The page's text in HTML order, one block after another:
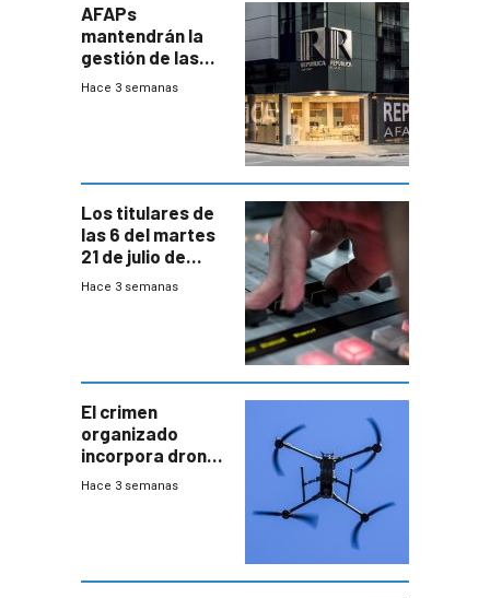
AFAPs
mantendrán la
gestión de las
cuentas
Hace 3 semanas
Los titulares de
las 6 del martes
21 de julio de
2026
Hace 3 semanas
El crimen
organizado
incorpora drones
y abre un nuevo
Hace 3 semanas